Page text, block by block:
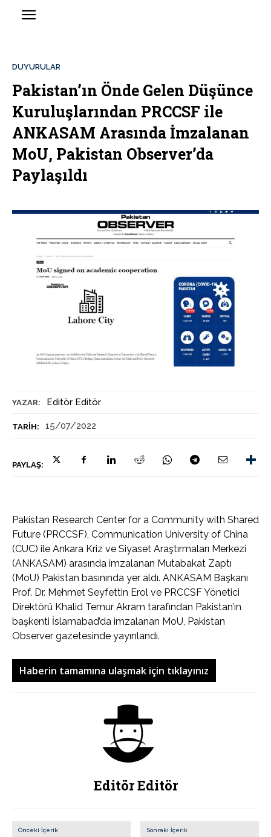
YAZAR: Editör Editör
TARIH: 15/07/2022
PAYLAŞ:
DUYURULAR
Pakistan’ın Önde Gelen Düşünce
Kuruluşlarından PRCCSF ile
ANKASAM Arasında İmzalanan
MoU, Pakistan Observer’da
Paylaşıldı
Pakistan Research Center for a Community with Shared
Future (PRCCSF), Communication University of China
(CUC) ile Ankara Kriz ve Siyaset Araştırmaları Merkezi
(ANKASAM) arasında imzalanan Mutabakat Zaptı
(MoU) Pakistan basınında yer aldı. ANKASAM Başkanı
Prof. Dr. Mehmet Seyfettin Erol ve PRCCSF Yönetici
Direktörü Khalid Temur Akram tarafından Pakistan’ın
başkenti İslamabad’da imzalanan MoU, Pakistan
Observer gazetesinde yayınlandı.
Haberin tamamına ulaşmak için tıklayınız
Editör Editör
Önceki İçerik Sonraki İçerik